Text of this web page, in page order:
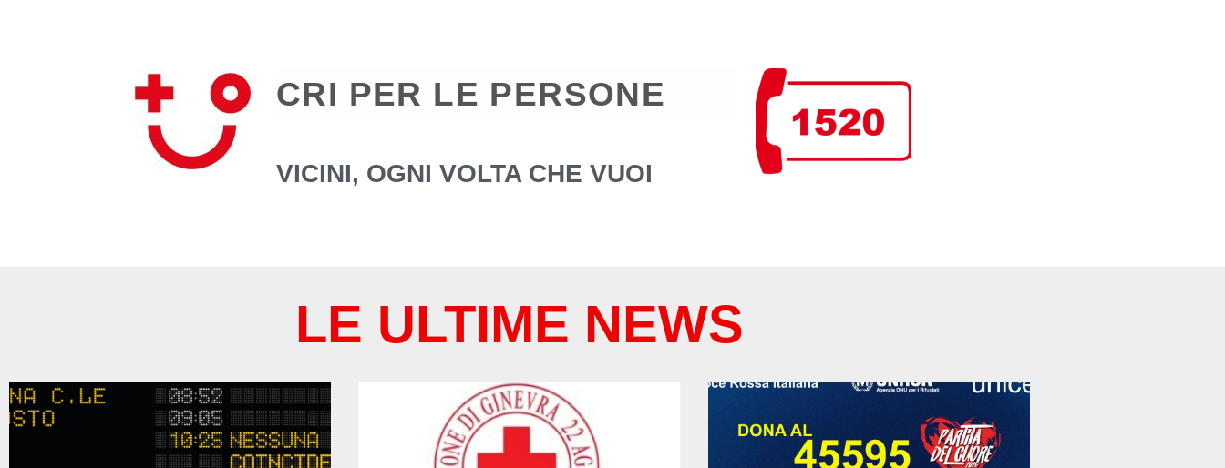
CRI PER LE PERSONE
VICINI, OGNI VOLTA CHE VUOI
LE ULTIME NEWS